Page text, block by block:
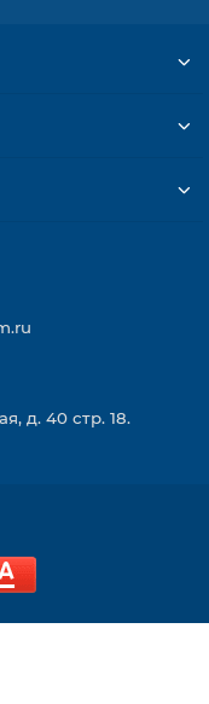
д. 40 стр. 18.